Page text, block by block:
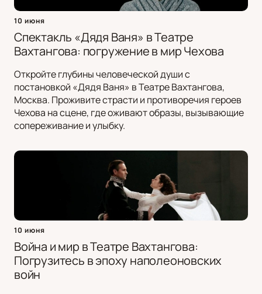
10 июня
Спектакль «Дядя Ваня» в Театре
Вахтангова: погружение в мир Чехова
Откройте глубины человеческой души с
постановкой «Дядя Ваня» в Театре Вахтангова,
Москва. Проживите страсти и противоречия героев
Чехова на сцене, где оживают образы, вызывающие
сопереживание и улыбку.
10 июня
Война и мир в Театре Вахтангова:
Погрузитесь в эпоху наполеоновских
войн